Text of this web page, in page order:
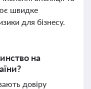
швидке
для бізнесу.
на
довіру